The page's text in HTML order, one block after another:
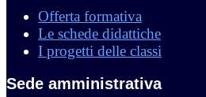
Offerta formativa
Le schede didattiche
I progetti delle classi
Sede amministrativa